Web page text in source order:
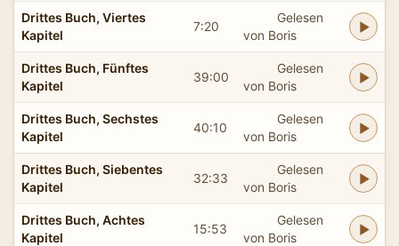
Drittes Buch, Viertes
Kapitel
7:20
Gelesen
von Boris
Drittes Buch, Fünftes
Kapitel
39:00
Gelesen
von Boris
Drittes Buch, Sechstes
Kapitel
40:10
Gelesen
von Boris
Drittes Buch, Siebentes
Kapitel
32:33
Gelesen
von Boris
Drittes Buch, Achtes
Kapitel
15:53
Gelesen
von Boris